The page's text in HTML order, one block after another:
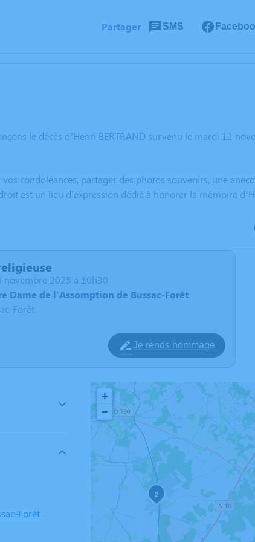
Partager SMS
le décès d’Henri BERTRAND survenu le mardi 11
condoléances, partager des photos souvenirs, une
est un lieu d'expression dédié à honorer la mémoire
novembre 2025 à 10h30
Dame de l'Assomption de Bussac-Forêt
Forêt
Je rends hommage
Forêt
2
+
−